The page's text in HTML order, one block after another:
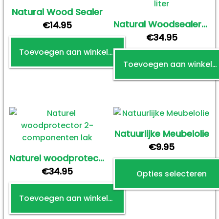
meerdere
Deze
optie
kan
gekozen
worden
Natural Wood Sealer
€14.95
Toevoegen aan winkelwagen
Natural Woodsealer 1 liter
€34.95
Toevoegen aan winkelwagen
Naturel woodprotector 2-componenten lak
€34.95
Toevoegen aan winkelwagen
Natuurlijke Meubelolie
€9.95
Opties selecteren